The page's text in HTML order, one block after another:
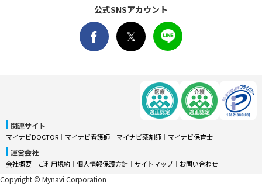
公式SNSアカウント
関連サイト
マイナビDOCTOR │ マイナビ看護師 │ マイナビ薬剤師 │ マイナビ保育士
運営会社
会社概要 │ ご利用規約 │ 個人情報保護方針 │ サイトマップ │ お問い合わせ
Copyright © Mynavi Corporation